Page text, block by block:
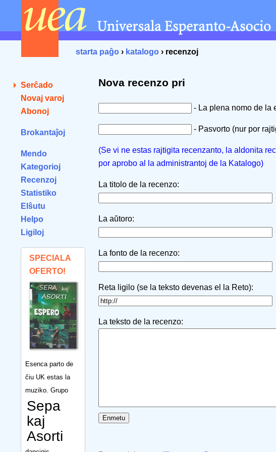
starta paĝo › katalogo › recenzoj
Serĉado
Novaj varoj
Abonoj
Brokantaĵoj
Mendo
Kategorioj
Recenzoj
Statistiko
Elŝutu
Helpo
Ligiloj
SPECIALA
OFERTO!
Esenca parto de
ĉiu UK estas la
muziko. Grupo
Sepa
kaj
Asorti
Nova recenzo pri
- La plena nomo de la
- Pasvorto (nur por
(Se vi ne estas rajtigita recenzanto, la aldonita
por aprobo al la administrantoj de la Katalogo)
La titolo de la recenzo:
La aŭtoro:
La fonto de la recenzo:
Reta ligilo (se la teksto devenas el la Reto):
La teksto de la recenzo: